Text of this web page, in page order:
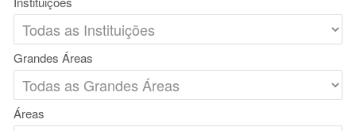
Grandes Áreas
Áreas